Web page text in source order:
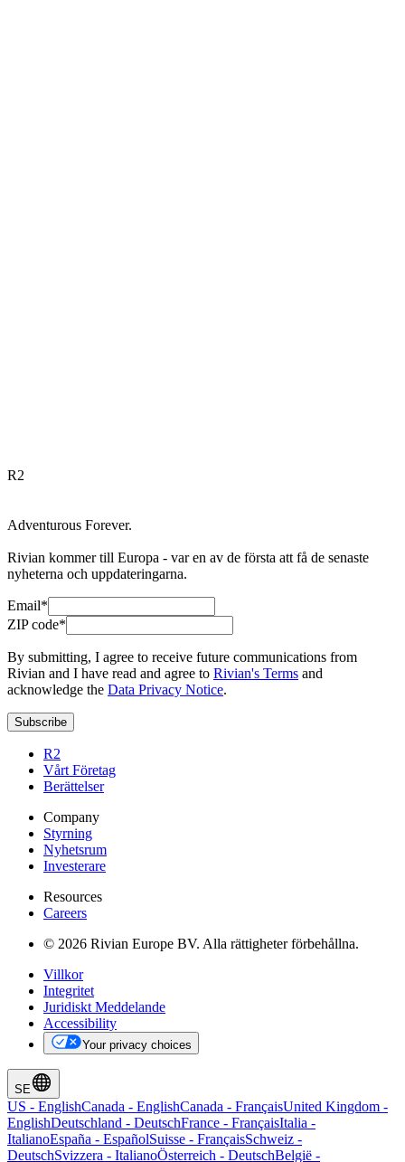
R2
Adventurous Forever.
Rivian kommer till Europa - var en av de första att få de senaste
nyheterna och uppdateringarna.
Email*
ZIP code*
By submitting, I agree to receive future communications from
Rivian and I have read and agree to Rivian's Terms and
acknowledge the Data Privacy Notice.
Subscribe
R2
Vårt Företag
Berättelser
Company
Styrning
Nyhetsrum
Investerare
Resources
Careers
© 2026 Rivian Europe BV. Alla rättigheter förbehållna.
Villkor
Integritet
Juridiskt Meddelande
Accessibility
Your privacy choices
SE
US - EnglishCanada - EnglishCanada - FrançaisUnited Kingdom -
EnglishDeutschland - DeutschFrance - FrançaisItalia -
ItalianoEspaña - EspañolSuisse - FrançaisSchweiz -
DeutschSvizzera - ItalianoÖsterreich - DeutschBelgië -